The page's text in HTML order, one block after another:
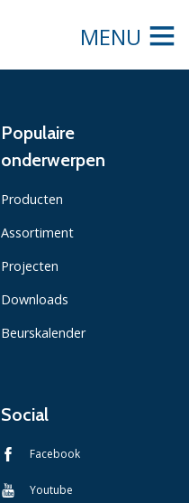
MENU
Populaire
onderwerpen
Producten
Assortiment
Projecten
Downloads
Beurskalender
Social
Facebook
Youtube